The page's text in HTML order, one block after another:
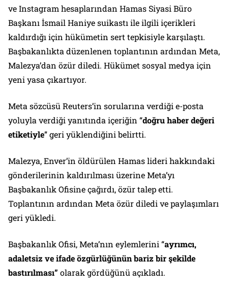
ve Instagram hesaplarından Hamas Siyasi Büro
Başkanı İsmail Haniye suikastı ile ilgili içerikleri
kaldırdığı için hükümetin sert tepkisiyle karşılaştı.
Başbakanlıkta düzenlenen toplantının ardından Meta,
Malezya’dan özür diledi. Hükümet sosyal medya için
yeni yasa çıkartıyor.
Meta sözcüsü Reuters’in sorularına verdiği e-posta
yoluyla verdiği yanıtında içeriğin “doğru haber değeri
etiketiyle” geri yüklendiğini belirtti.
Malezya, Enver’in öldürülen Hamas lideri hakkındaki
gönderilerinin kaldırılması üzerine Meta’yı
Başbakanlık Ofisine çağırdı, özür talep etti.
Toplantının ardından Meta özür diledi ve paylaşımları
geri yükledi.
Başbakanlık Ofisi, Meta’nın eylemlerini “ayrımcı,
adaletsiz ve ifade özgürlüğünün bariz bir şekilde
bastırılması” olarak gördüğünü açıkladı.